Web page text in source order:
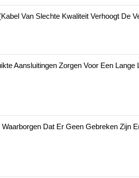
Van Slechte Kwaliteit Verhoogt De
Aansluitingen Zorgen Voor Een
Dat Er Geen Gebreken